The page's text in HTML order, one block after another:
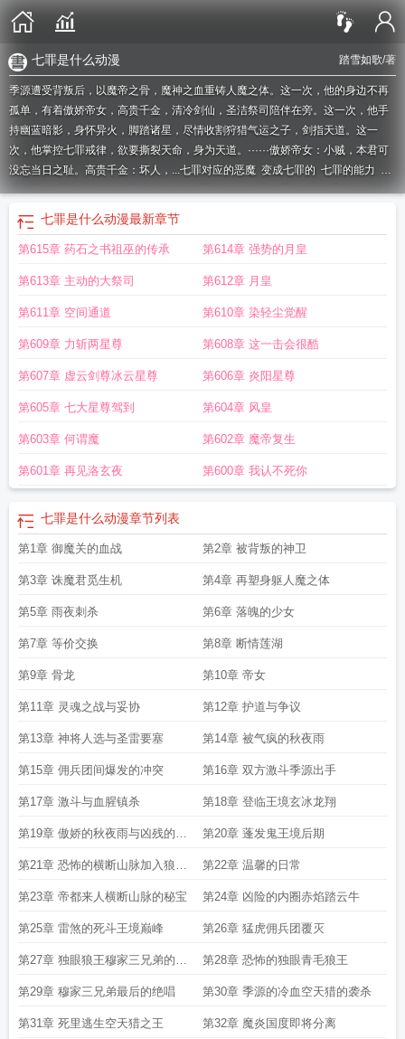
踏雪如歌/著
七罪是什么动漫
季源遭受背叛后，以魔帝之骨，魔神之血重铸人魔之体。这一次，他的身边不再
孤单，有着傲娇帝女，高贵千金，清冷剑仙，圣洁祭司陪伴在旁。这一次，他手
持幽蓝暗影，身怀异火，脚踏诸星，尽情收割狩猎气运之子，剑指天道。这一
次，他掌控七罪戒律，欲要撕裂天命，身为天道。······傲娇帝女：小贼，本君可
没忘当日之耻。高贵千金：坏人，...七罪对应的恶魔 变成七罪的 七罪的能力 变
身七罪七罪变成了谁七罪变成士道七罪反转主角是七罪的从七罪开始的约
fixer七罪人 七罪是什么动漫 七罪的恶魔
去哪了
七罪是什么动漫最新章节
第615章 药石之书祖巫的传承 第614章 强势的月皇
第613章 主动的大祭司 第612章 月皇
第611章 空间通道 第610章 染轻尘觉醒
第609章 力斩两星尊 第608章 这一击会很酷
第607章 虚云剑尊冰云星尊 第606章 炎阳星尊
第605章 七大星尊驾到 第604章 风皇
第603章 何谓魔 第602章 魔帝复生
第601章 再见洛玄夜 第600章 我认不死你
七罪是什么动漫章节列表
第1章 御魔关的血战 第2章 被背叛的神卫
第3章 诛魔君觅生机 第4章 再塑身躯人魔之体
第5章 雨夜刺杀 第6章 落魄的少女
第7章 等价交换 第8章 断情莲湖
第9章 骨龙 第10章 帝女
第11章 灵魂之战与妥协 第12章 护道与争议
第13章 神将人选与圣雷要塞 第14章 被气疯的秋夜雨
第15章 佣兵团间爆发的冲突 第16章 双方激斗季源出手
第17章 激斗与血腥镇杀 第18章 登临王境玄冰龙翔
第19章 傲娇的秋夜雨与凶残的蓬
发鬼
第20章 蓬发鬼王境后期
第21章 恐怖的横断山脉加入狼牙
佣兵团
第22章 温馨的日常
第23章 帝都来人横断山脉的秘宝 第24章 凶险的内圈赤焰踏云牛
第25章 雷煞的死斗王境巅峰 第26章 猛虎佣兵团覆灭
第27章 独眼狼王穆家三兄弟的死
斗
第28章 恐怖的独眼青毛狼王
第29章 穆家三兄弟最后的绝唱 第30章 季源的冷血空天猎的袭杀
第31章 死里逃生空天猎之王 第32章 魔炎国度即将分离